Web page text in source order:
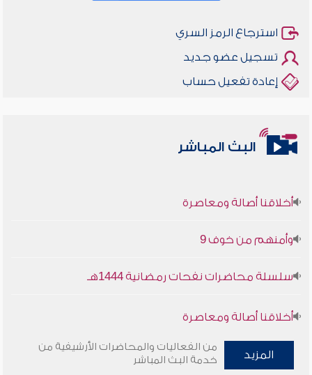
استرجاع الرمز السري
تسجيل عضو جديد
إعادة تفعيل حساب
البث المباشر
أخلاقنا أصالة ومعاصرة
وأمنهم من خوف 9
سلسلة محاضرات نفحات رمضانية 1444هـ
أخلاقنا أصالة ومعاصرة
وأمنهم من خوف 9
المزيد
من الفعاليات والمحاضرات الأرشيفية من
خدمة البث المباشر